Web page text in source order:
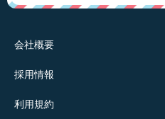
会社概要
採用情報
利用規約